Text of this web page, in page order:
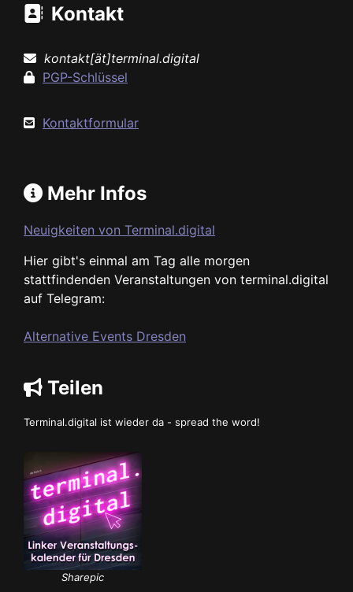
Kontakt
kontakt[ät]terminal.digital
PGP-Schlüssel
Kontaktformular
Mehr Infos
Neuigkeiten von Terminal.digital
Hier gibt's einmal am Tag alle morgen
stattfindenden Veranstaltungen von terminal.digital
auf Telegram:
Alternative Events Dresden
Teilen
Terminal.digital ist wieder da - spread the word!
Sharepic